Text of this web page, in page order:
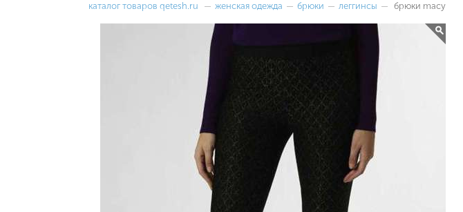
каталог товаров qetesh.ru — женская одежда — брюки — леггинсы — брюки macy